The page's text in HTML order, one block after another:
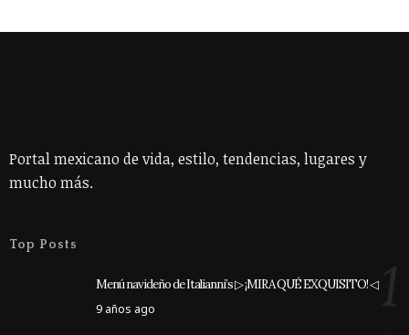
Portal mexicano de vida, estilo, tendencias, lugares y
mucho más.
Top Posts
Menú navideño de Italianni’s ▷ ¡MIRA QUÉ EXQUISITO! ◁
9 años ago
1